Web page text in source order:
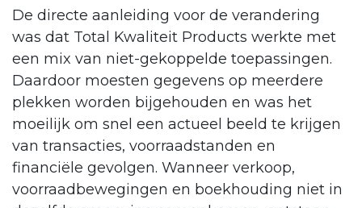
De directe aanleiding voor de verandering
was dat Total Kwaliteit Products werkte met
een mix van niet-gekoppelde toepassingen.
Daardoor moesten gegevens op meerdere
plekken worden bijgehouden en was het
moeilijk om snel een actueel beeld te krijgen
van transacties, voorraadstanden en
financiële gevolgen. Wanneer verkoop,
voorraadbewegingen en boekhouding niet in